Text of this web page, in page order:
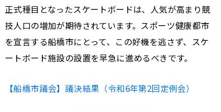
正式種目となったスケートボードは、人気が高まり競
技人口の増加が期待されています。スポーツ健康都市
を宣言する船橋市にとって、この好機を逃さず、スケ
ートボード施設の設置を早急に進めるべきです。
【船橋市議会】議決結果（令和6年第2回定例会）